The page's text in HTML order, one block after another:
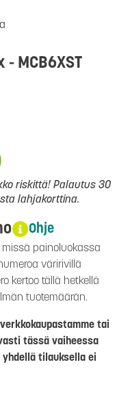
- MCB6XST
riskittä! Palautus 30
lahjakorttina.
Ohje
painoluokassa
väririvillä
kertoo tällä hetkellä
tuotemäärän.
tai
tässä vaiheessa
tilauksella ei